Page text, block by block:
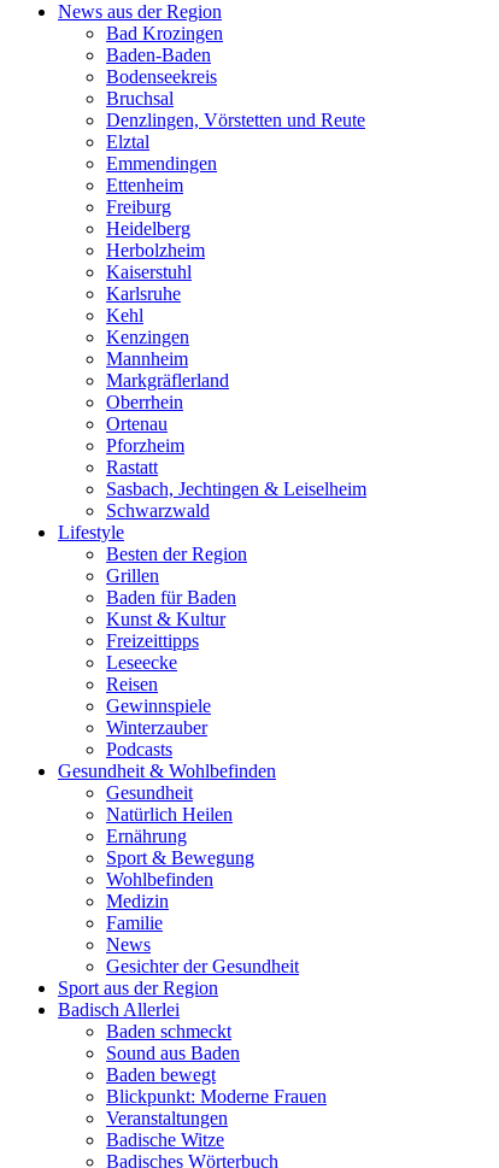
News aus der Region
Bad Krozingen
Baden-Baden
Bodenseekreis
Bruchsal
Denzlingen, Vörstetten und Reute
Elztal
Emmendingen
Ettenheim
Freiburg
Heidelberg
Herbolzheim
Kaiserstuhl
Karlsruhe
Kehl
Kenzingen
Mannheim
Markgräflerland
Oberrhein
Ortenau
Pforzheim
Rastatt
Sasbach, Jechtingen & Leiselheim
Schwarzwald
Lifestyle
Besten der Region
Grillen
Baden für Baden
Kunst & Kultur
Freizeittipps
Leseecke
Reisen
Gewinnspiele
Winterzauber
Podcasts
Gesundheit & Wohlbefinden
Gesundheit
Natürlich Heilen
Ernährung
Sport & Bewegung
Wohlbefinden
Medizin
Familie
News
Gesichter der Gesundheit
Sport aus der Region
Badisch Allerlei
Baden schmeckt
Sound aus Baden
Baden bewegt
Blickpunkt: Moderne Frauen
Veranstaltungen
Badische Witze
Badisches Wörterbuch